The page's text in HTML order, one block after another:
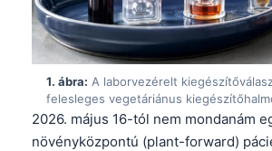
1. ábra: A laborvezérelt
felesleges vegetáriánus
2026. május 16-tól nem mondanám
növényközpontú (plant-forward)